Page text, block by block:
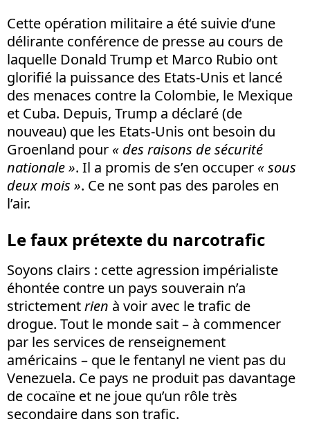
Cette opération militaire a été suivie d’une
délirante conférence de presse au cours de
laquelle Donald Trump et Marco Rubio ont
glorifié la puissance des Etats-Unis et lancé
des menaces contre la Colombie, le Mexique
et Cuba. Depuis, Trump a déclaré (de
nouveau) que les Etats-Unis ont besoin du
Groenland pour « des raisons de sécurité
nationale ». Il a promis de s’en occuper « sous
deux mois ». Ce ne sont pas des paroles en
l’air.
Le faux prétexte du narcotrafic
Soyons clairs : cette agression impérialiste
éhontée contre un pays souverain n’a
strictementrien à voir avec le trafic de
drogue. Tout le monde sait – à commencer
par les services de renseignement
américains – que le fentanyl ne vient pas du
Venezuela. Ce pays ne produit pas davantage
de cocaïne et ne joue qu’un rôle très
secondaire dans son trafic.